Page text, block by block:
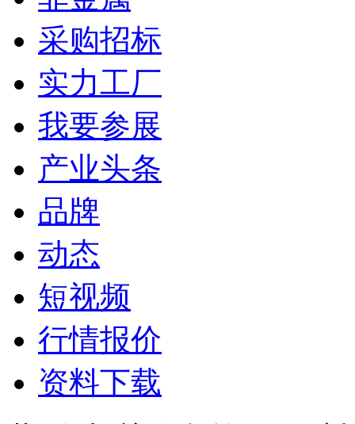
采购招标
实力工厂
我要参展
产业头条
品牌
动态
短视频
行情报价
资料下载